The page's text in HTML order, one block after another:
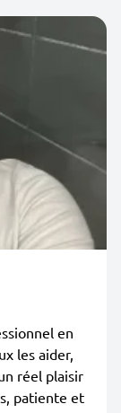
en
les aider,
réel plaisir
patiente et